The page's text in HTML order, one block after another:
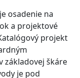
osadenie na
a projektové
projekt
základovej škáre
je pod